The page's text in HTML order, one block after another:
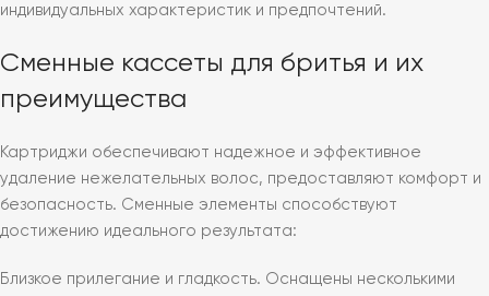
индивидуальных характеристик и предпочтений.
Сменные кассеты для бритья и их
преимущества
Картриджи обеспечивают надежное и эффективное
удаление нежелательных волос, предоставляют комфорт и
безопасность. Сменные элементы способствуют
достижению идеального результата:
Близкое прилегание и гладкость. Оснащены несколькими